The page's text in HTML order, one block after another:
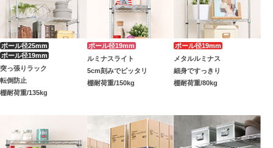
突っ張りラック
転倒防止
棚耐荷重/135kg
ルミナスライト
5cm刻みでピッタリ
棚耐荷重/150kg
メタルルミナス
細身ですっきり
棚耐荷重/80kg